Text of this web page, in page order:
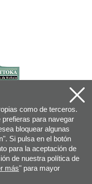
como de terceros.
para navegar
bloquear algunas
Si pulsa en el botón
para la aceptación de
de nuestra política de
más" para mayor